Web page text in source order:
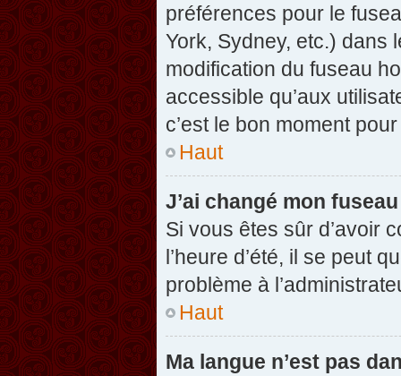
préférences pour le
York, Sydney, etc.) dans
modification du fuseau
accessible qu’aux
c’est le bon moment
Haut
J’ai changé mon
Si vous êtes sûr d’avoir
l’heure d’été, il se peut
problème à
Haut
Ma langue n’est pas